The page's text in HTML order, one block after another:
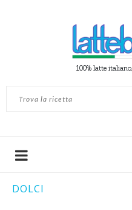
100% latte
DOLCI